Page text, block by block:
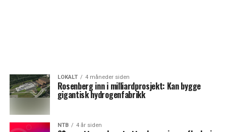
LOKALT 4 måneder siden
Rosenberg inn i milliardprosjekt: Kan bygge
gigantisk hydrogenfabrikk
NTB 4 år siden